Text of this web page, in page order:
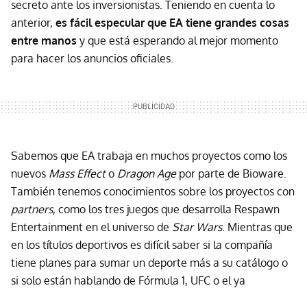
secreto ante los inversionistas. Teniendo en cuenta lo
anterior, es fácil especular que EA tiene grandes cosas
entre manos y que está esperando al mejor momento
para hacer los anuncios oficiales.
Sabemos que EA trabaja en muchos proyectos como los
nuevos Mass Effecto Dragon Age por parte de Bioware.
También tenemos conocimientos sobre los proyectos con
partners, como los tres juegos que desarrolla Respawn
Entertainment en el universo de Star Wars. Mientras que
en los títulos deportivos es difícil saber si la compañía
tiene planes para sumar un deporte más a su catálogo o
si solo están hablando de Fórmula 1, UFC o el ya